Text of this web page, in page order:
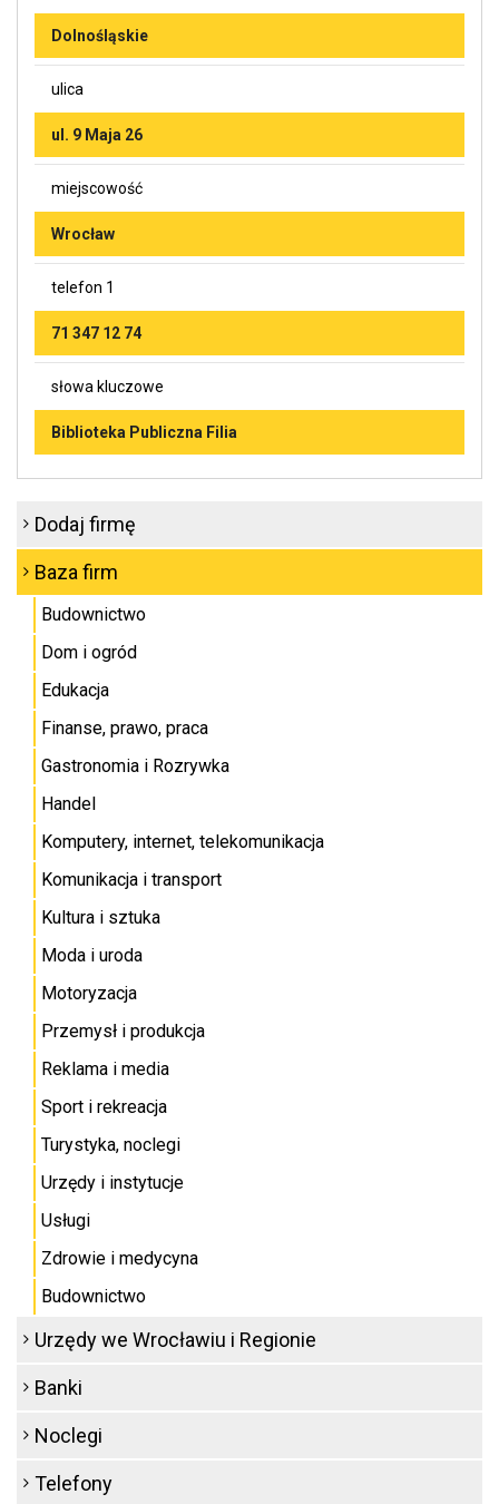
Dolnośląskie
ulica
ul. 9 Maja 26
miejscowość
Wrocław
telefon 1
71 347 12 74
słowa kluczowe
Biblioteka Publiczna Filia
Dodaj firmę
Baza firm
Budownictwo
Dom i ogród
Edukacja
Finanse, prawo, praca
Gastronomia i Rozrywka
Handel
Komputery, internet, telekomunikacja
Komunikacja i transport
Kultura i sztuka
Moda i uroda
Motoryzacja
Przemysł i produkcja
Reklama i media
Sport i rekreacja
Turystyka, noclegi
Urzędy i instytucje
Usługi
Zdrowie i medycyna
Budownictwo
Urzędy we Wrocławiu i Regionie
Banki
Noclegi
Telefony